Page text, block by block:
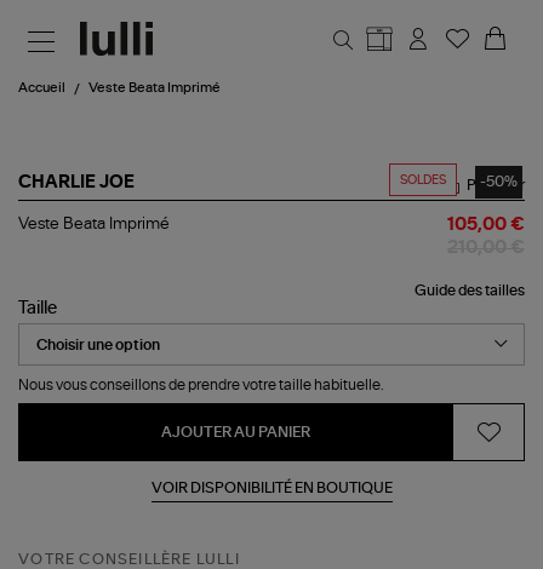
Accueil Veste Beata Imprimé
SOLDES -50%
CHARLIE JOE
Veste
Partager
Veste Beata Imprimé 105,00 €
Guide des tailles
Taille
Nous vous conseillons de prendre votre taille habituelle.
AJOUTER AU PANIER
VOIR DISPONIBILITÉ EN BOUTIQUE
VOTRE CONSEILLÈRE LULLI